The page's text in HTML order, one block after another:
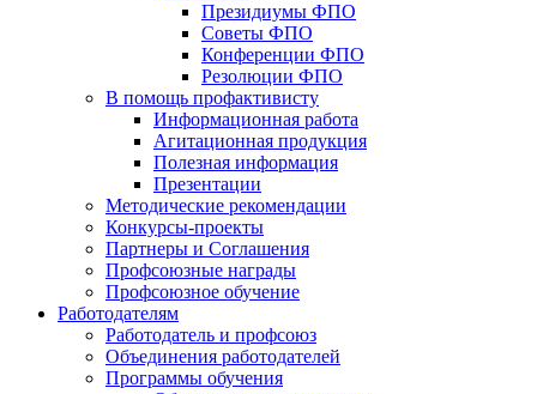
Президиумы ФПО
Советы ФПО
Конференции ФПО
Резолюции ФПО
В помощь профактивисту
Информационная работа
Агитационная продукция
Полезная информация
Презентации
Методические рекомендации
Конкурсы-проекты
Партнеры и Соглашения
Профсоюзные награды
Профсоюзное обучение
Работодателям
Работодатель и профсоюз
Объединения работодателей
Программы обучения